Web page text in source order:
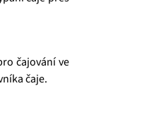
čajování ve
čaje.